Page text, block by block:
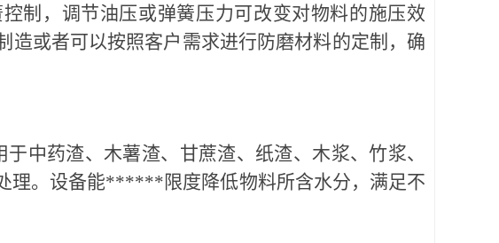
制，调节油压或弹簧压力可改变对物料的施压效
造或者可以按照客户需求进行防磨材料的定制，确
中药渣、木薯渣、甘蔗渣、纸渣、木浆、竹浆、
理。设备能******限度降低物料所含水分，满足不